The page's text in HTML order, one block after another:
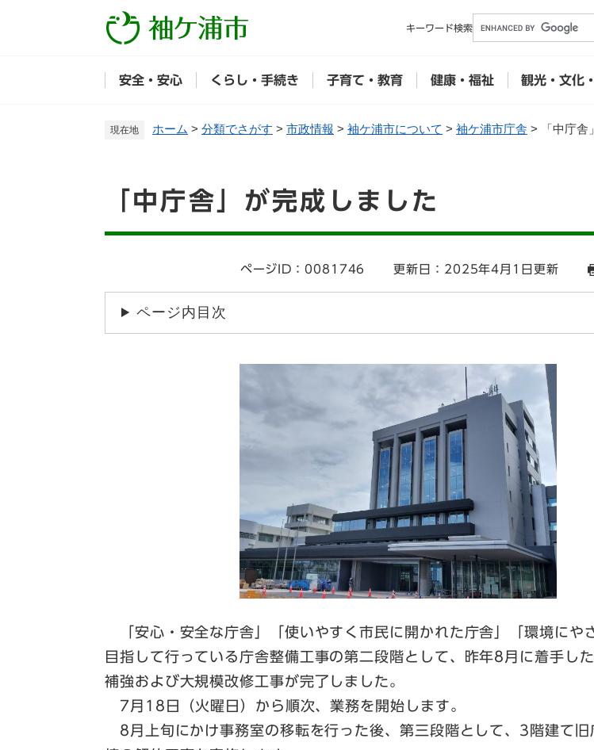
メニューを飛ばして本文
キーワード検索
安全・安心 くらし・手続き 子育て・教育 健康・福祉 観光・文化
現在地 ホーム > 分類でさがす > 市政情報 > 袖ケ浦市について > 袖ケ浦市庁舎 > 「中庁
「中庁舎」が完成しました
ページID：0081746 更新日：2025年4月1日更新
ページ内目次
「安心・安全な庁舎」「使いやすく市民に開かれた庁舎」「環境にや
目指して行っている庁舎整備工事の第二段階として、昨年8月に着手し
補強および大規模改修工事が完了しました。
7月18日（火曜日）から順次、業務を開始します。
8月上旬にかけ事務室の移転を行った後、第三段階として、3階建て旧